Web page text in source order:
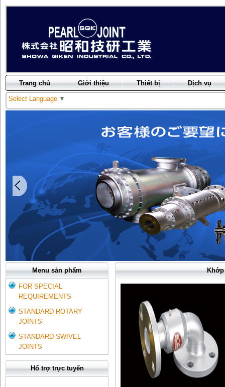
Trang chủ Giới thiệu Thiết bị Dịch vụ
Select Language ▼
Menu sản phẩm
FOR SPECIAL
REQUIREMENTS
STANDARD ROTARY
JOINTS
STANDARD SWIVEL
JOINTS
Hổ trợ trực tuyến
Khớp